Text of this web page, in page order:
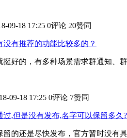
09-18 17:25 0评论 20赞同
没有推荐的功能比较多的？
挺好的，有多种场景需求群通知、
09-18 17:25 0评论 7赞同
过,但是没有发布,名字可以保留多久?
留的还是尽快发布，官方暂时没有具